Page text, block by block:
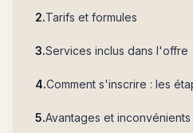
Tarifs et formules
Services inclus dans l'offre
Comment s'inscrire : les
Avantages et inconvénients